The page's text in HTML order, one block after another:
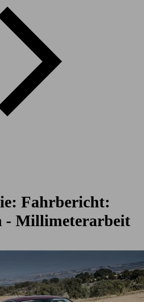
Fahrbericht:
- Millimeterarbeit